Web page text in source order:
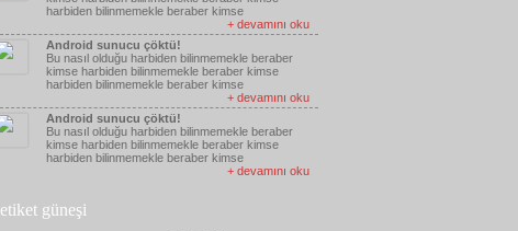
harbiden bilinmemekle beraber kimse
+ devamını oku
Android sunucu çöktü!
Bu nasıl olduğu harbiden bilinmemekle beraber
kimse harbiden bilinmemekle beraber kimse
harbiden bilinmemekle beraber kimse
+ devamını oku
Android sunucu çöktü!
Bu nasıl olduğu harbiden bilinmemekle beraber
kimse harbiden bilinmemekle beraber kimse
harbiden bilinmemekle beraber kimse
+ devamını oku
etiket güneşi